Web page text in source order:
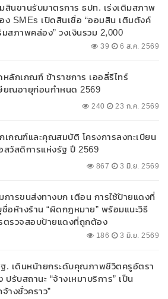
สินขานรับมาตรการ ธปท. เร่งเติมสภาพ
ง SMEs เปิดสินเชื่อ “ออมสิน เติมตังค์
มสภาพคล่อง” วงเงินรวม 2,000
.สนับสนุนเงินทุนหมุนเวียนวงเงินกู้สูงสุด
39 6 ส.ค. 2569
หลักเกณฑ์ ข้าราชการ เออลี่รีไทร์
ยณอายุก่อนกำหนด 2569
240 23 ก.ค. 2569
เกณฑ์และคุณสมบัติ โครงการลงทะเบียน
สวัสดิการแห่งรัฐ ปี 2569
867 3 มิ.ย. 2569
การขนส่งทางบก เตือน การใช้ป้ายแดงที่
ชื่อห้างร้าน “ผิดกฎหมาย” พร้อมแนะวิธี
ตรวจสอบป้ายแดงที่ถูกต้อง
186 3 มิ.ย. 2569
. เดินหน้ายกระดับคุณภาพชีวิตครูอัตรา
ปรับสถานะ “จ้างเหมาบริการ” เป็น
จ้างชั่วคราว”